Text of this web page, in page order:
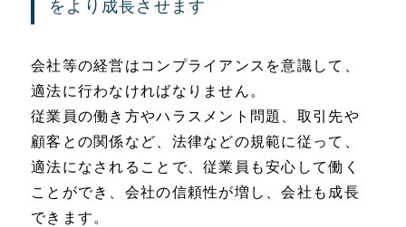
をより成長させます
会社等の経営はコンプライアンスを意識して、
適法に行わなければなりません。
従業員の働き方やハラスメント問題、取引先や
顧客との関係など、法律などの規範に従って、
適法になされることで、従業員も安心して働く
ことができ、会社の信頼性が増し、会社も成長
できます。